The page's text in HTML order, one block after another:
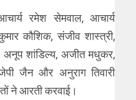
रमेश सेमवाल, आचार्य
कौशिक, संजीव शास्त्री,
अनूप शांडिल्य, अजीत मधुकर,
जैन और अनुराग तिवारी
ने आरती करवाई।